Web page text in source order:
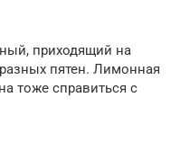
приходящий на
пятен. Лимонная
тоже справиться с